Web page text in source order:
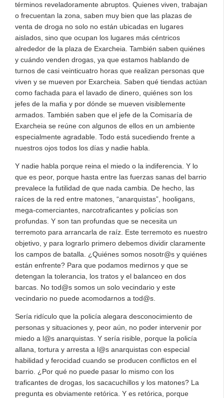
términos reveladoramente abruptos. Quienes viven, trabajan
o frecuentan la zona, saben muy bien que las plazas de
venta de droga no solo no están ubicadas en lugares
aislados, sino que ocupan los lugares más céntricos
alrededor de la plaza de Exarcheia. También saben quiénes
y cuándo venden drogas, ya que estamos hablando de
turnos de casi veinticuatro horas que realizan personas que
viven y se mueven por Exarcheia. Saben qué tiendas actúan
como fachada para el lavado de dinero, quiénes son los
jefes de la mafia y por dónde se mueven visiblemente
armados. También saben que el jefe de la Comisaría de
Exarcheia se reúne con algunos de ellos en un ambiente
especialmente agradable. Todo está sucediendo frente a
nuestros ojos todos los días y nadie habla.
Y nadie habla porque reina el miedo o la indiferencia. Y lo
que es peor, porque hasta entre las fuerzas sanas del barrio
prevalece la futilidad de que nada cambia. De hecho, las
raíces de la red entre matones, “anarquistas”, hooligans,
mega-comerciantes, narcotraficantes y policías son
profundas. Y son tan profundas que se necesita un
terremoto para arrancarla de raíz. Este terremoto es nuestro
objetivo, y para lograrlo primero debemos dividir claramente
los campos de batalla. ¿Quiénes somos nosotr@s y quiénes
están enfrente? Para que podamos medirnos y que se
detengan la tolerancia, los tratos y el balanceo en dos
barcas. No tod@s somos un solo vecindario y este
vecindario no puede acomodarnos a tod@s.
Sería ridículo que la policía alegara desconocimiento de
personas y situaciones y, peor aún, no poder intervenir por
miedo a l@s anarquistas. Y sería risible, porque la policía
allana, tortura y arresta a l@s anarquistas con especial
habilidad y ferocidad cuando se producen conflictos en el
barrio. ¿Por qué no puede pasar lo mismo con los
traficantes de drogas, los sacacuchillos y los matones? La
pregunta es obviamente retórica. Y es retórica, porque